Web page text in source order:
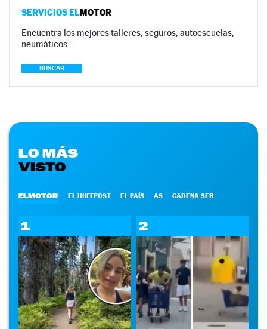
SERVICIOS ELMOTOR
Encuentra los mejores talleres, seguros, autoescuelas,
neumáticos…
BUSCAR
LO MÁS
VISTO
ELMOTOR EL HUFFPOST EL PAÍS AS CADENA SER
1 2